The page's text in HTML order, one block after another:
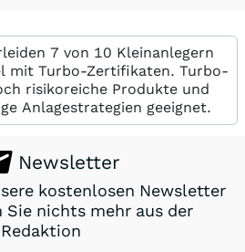
7 von 10 Kleinanlegern
mit Turbo-Zertifikaten. Turbo-
risikoreiche Produkte und
Anlagestrategien geeignet.
Newsletter
kostenlosen Newsletter
Sie nichts mehr aus der
Redaktion